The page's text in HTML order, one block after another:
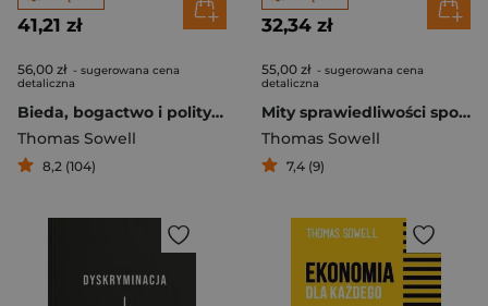
41,21 zł
56,00 zł - sugerowana cena
detaliczna
Bieda, bogactwo i polityka w ujęciu globalnym
Thomas Sowell
8,2 (104)
32,34 zł
55,00 zł - sugerowana cena
detaliczna
Mity sprawiedliwości społecznej
Thomas Sowell
7,4 (9)